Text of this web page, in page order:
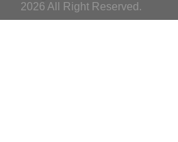
2026 All Right Reserved.